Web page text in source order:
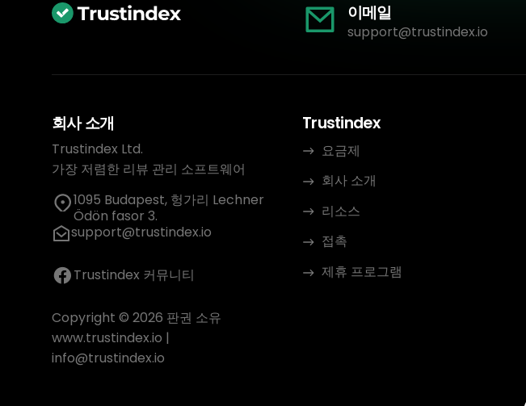
이메일
support@trustindex.io
회사 소개
Trustindex Ltd.
가장 저렴한 리뷰 관리 소프트웨어
1095 Budapest, 헝가리 Lechner
Ödön fasor 3.
support@trustindex.io
Trustindex 커뮤니티
Copyright © 2026 판권 소유
www.trustindex.io |
info@trustindex.io
Trustindex
요금제
회사 소개
리소스
접촉
제휴 프로그램